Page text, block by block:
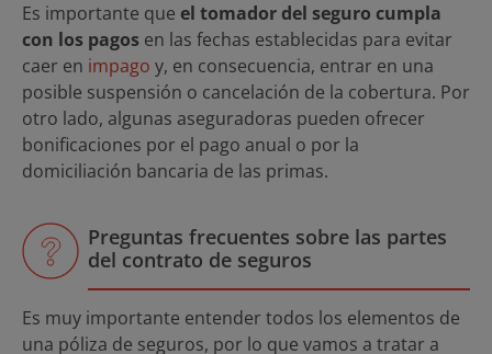
Es importante que el tomador del seguro cumpla
con los pagos en las fechas establecidas para evitar
caer en impago y, en consecuencia, entrar en una
posible suspensión o cancelación de la cobertura. Por
otro lado, algunas aseguradoras pueden ofrecer
bonificaciones por el pago anual o por la
domiciliación bancaria de las primas.
Preguntas frecuentes sobre las partes
del contrato de seguros
Es muy importante entender todos los elementos de
una póliza de seguros, por lo que vamos a tratar a